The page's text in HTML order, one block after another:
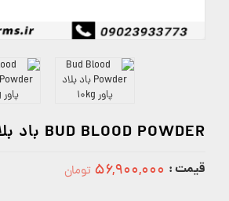
BUD BLOOD POWDER باد بلاد پاور 10KG
قیمت : ۵۶,۹۰۰,۰۰۰ تومان